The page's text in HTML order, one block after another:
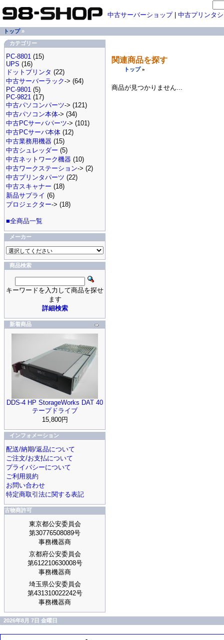
関連商品を探す
トップ»
商品が見つかりません...
中古サーバーショップ| 中古プリンタ
トップ»
カテゴリー
PC-8801 (15)
UPS (16)
ドットプリンタ (22)
中古サーバーラック-> (64)
PC-9801 (5)
PC-9821 (17)
中古パソコンパーツ-> (121)
中古パソコン本体-> (34)
中古PCサーバパーツ-> (101)
中古PCサーバ本体 (12)
中古業務用機器 (15)
中古シュレッダー (5)
中古ネットワーク機器 (10)
中古ワークステーション-> (2)
中古プリンタパーツ (22)
中古スキャナー (18)
新品サプライ (6)
プロジェクター-> (18)
■全商品一覧
メーカー
商品検索
キーワードを入力して商品を探せ
ます
詳細検索
新着商品
DDS-4 HP StorageWorks DAT 40
テープドライブ
15,800円
インフォメーション
配送/納期/返品について
ご注文/お支払について
プライバシーについて
ご利用規約
お問い合わせ
特定商取引法に関する表記
古物商許可
東京都公安委員会
第30776508089号
事務機器商
京都府公安委員会
第612210630008号
事務機器商
埼玉県公安委員会
第431310022242号
事務機器商
2026年8月 7日 金曜日